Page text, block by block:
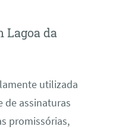
Lagoa da
utilizada
de assinaturas
promissórias,